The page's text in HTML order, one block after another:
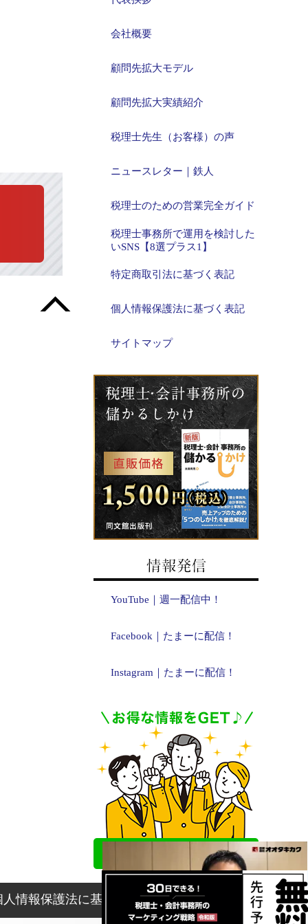
会社概要
顧問先拡大モデル
顧問先拡大実績紹介
税理士先生（お客様）の声
ニュースレター｜鉄人
税理士のための営業完全ガイド
税理士事務所で運用を検討した
いSNS【8選プラス1】
特定商取引法に基づく表記
個人情報保護法に基づく表記
サイトマップ
YouTube｜週一配信中！
Facebook｜たまーに配信！
Instagram｜たまーに配信！
人情報保護法に基づく表記